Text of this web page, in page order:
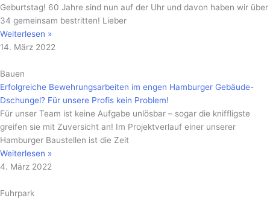
Geburtstag! 60 Jahre sind nun auf der Uhr und davon haben wir über
34 gemeinsam bestritten! Lieber
Weiterlesen »
14. März 2022
Bauen
Erfolgreiche Bewehrungsarbeiten im engen Hamburger Gebäude-
Dschungel? Für unsere Profis kein Problem!
Für unser Team ist keine Aufgabe unlösbar – sogar die kniffligste
greifen sie mit Zuversicht an! Im Projektverlauf einer unserer
Hamburger Baustellen ist die Zeit
Weiterlesen »
4. März 2022
Fuhrpark